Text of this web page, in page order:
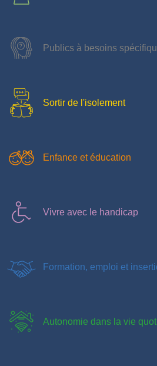
Publics à besoins
Sortir de l'isolement
Enfance et éducation
Vivre avec le handicap
Formation, emploi et
Autonomie dans la vie